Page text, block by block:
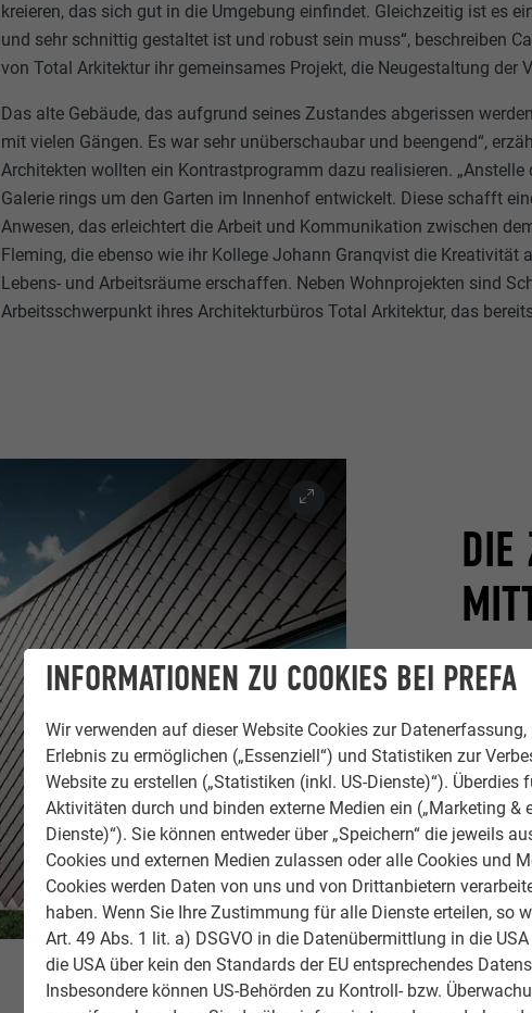
INFORMATIONEN ZU COOKIES BEI PREFA
Wir verwenden auf dieser Website Cookies zur
Erlebnis zu ermöglichen („Essenziell“) und Statistiken zur
Website zu erstellen („Statistiken (inkl. US-Dienste)“). Überdies
Aktivitäten durch und binden externe Medien ein („Marketing &
Dienste)“). Sie können entweder über „Speichern“ die jeweils
Cookies und externen Medien zulassen oder alle Cookies und
Cookies werden Daten von uns und von Drittanbietern
haben. Wenn Sie Ihre Zustimmung für alle Dienste erteilen, so
Art. 49 Abs. 1 lit. a) DSGVO in die Datenübermittlung in die
die USA über kein den Standards der EU entsprechendes
Insbesondere können US-Behörden zu Kontroll- bzw.
kreieren, das sich gut in die Umgebung einfindet. Gleichzeitig ist es
und sehr schnittig gestaltet ist und robust sein muss“, beschreiben
von Total Arkitektur ihr gemeinsames Projekt, die Neugestaltung der
Das alte Gebäude, das aufgrund seines Zustandes abgerissen
mit vielen Gängen. Es war sehr unüberschaubar und beengend“,
Architekten wollten ein Kontrastprogramm dazu realisieren.
Galerie rings um den Garten im Innenhof entwickelt. Diese schafft
Anwesen, das erleichtert die Arbeit und Kommunikation zwischen
Fleming, die ebenso wie ihr Kollege Johann Granqvist die Kreativität
Lebens- und Arbeitsräume erschaffen. Neben Wohnprojekten sind
Arbeitsschwerpunkt ihres Architekturbüros Total Arkitektur, das
DIE
Die sehr
und
im
– nach
und
kleinen
sich für